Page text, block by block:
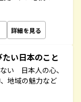
詳細を見る
い日本のこと
い 日本人の心、
地域の魅力など